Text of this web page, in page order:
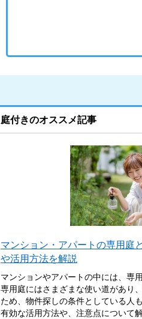
庭付きのオススメ記事
マンション・アパートの専用庭
や活用方法を解説
マンションやアパートの中には、専
専用庭にはさまざまな使い道があり
ため、物件探しの条件としている人
有効な活用方法や、注意点について解